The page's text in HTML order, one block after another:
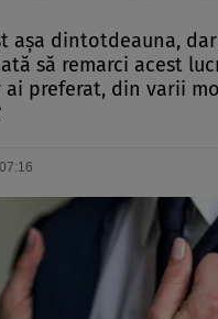
aşa dintotdeauna,
să remarci acest
ai preferat, din varii